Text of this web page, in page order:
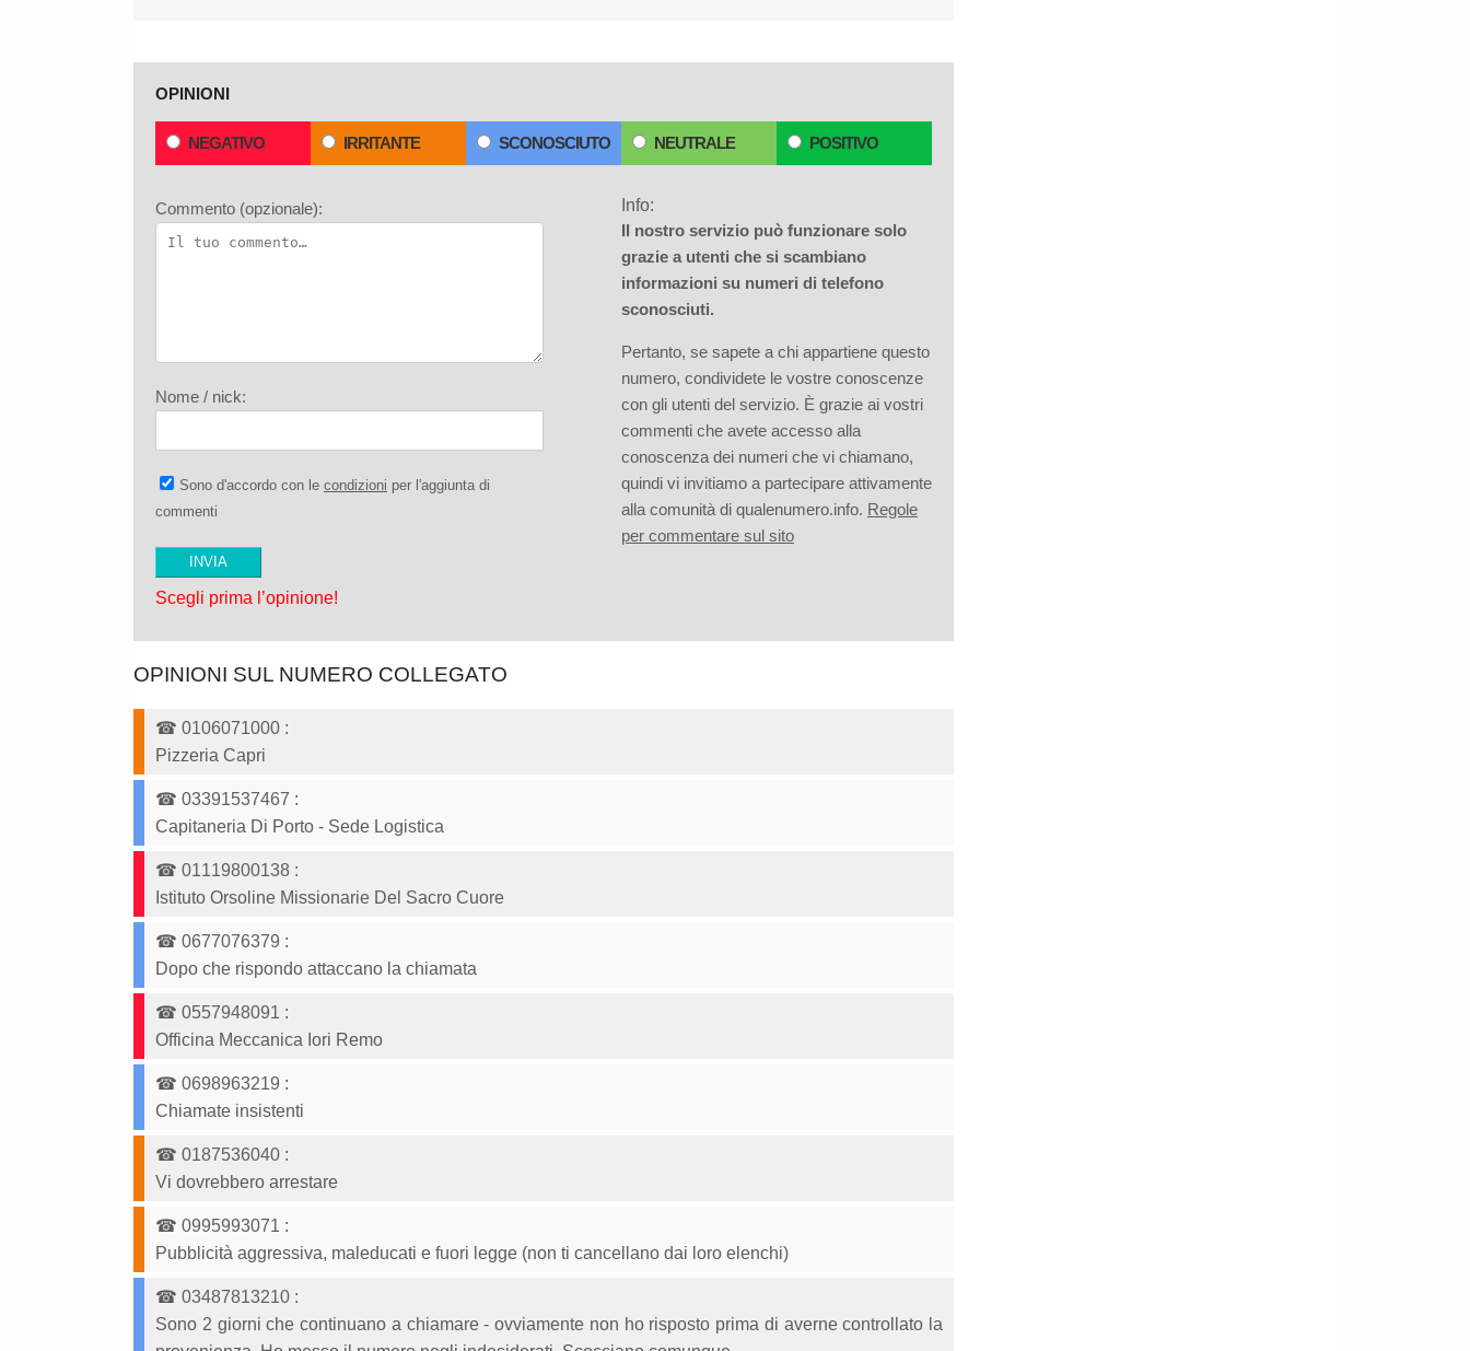
OPINIONI
NEGATIVO IRRITANTE SCONOSCIUTO NEUTRALE POSITIVO
Commento (opzionale):
Nome / nick:
Sono d'accordo con le condizioni per l'aggiunta di
commenti
Scegli prima l’opinione!
Info:
Il nostro servizio può funzionare solo
grazie a utenti che si scambiano
informazioni su numeri di telefono
sconosciuti.
Pertanto, se sapete a chi appartiene questo
numero, condividete le vostre conoscenze
con gli utenti del servizio. È grazie ai vostri
commenti che avete accesso alla
conoscenza dei numeri che vi chiamano,
quindi vi invitiamo a partecipare attivamente
alla comunità di qualenumero.info. Regole
per commentare sul sito
OPINIONI SUL NUMERO COLLEGATO
☎ 0106071000 :
Pizzeria Capri
☎ 03391537467 :
Capitaneria Di Porto - Sede Logistica
☎ 01119800138 :
Istituto Orsoline Missionarie Del Sacro Cuore
☎ 0677076379 :
Dopo che rispondo attaccano la chiamata
☎ 0557948091 :
Officina Meccanica Iori Remo
☎ 0698963219 :
Chiamate insistenti
☎ 0187536040 :
Vi dovrebbero arrestare
☎ 0995993071 :
Pubblicità aggressiva, maleducati e fuori legge (non ti cancellano dai loro elenchi)
☎ 03487813210 :
Sono 2 giorni che continuano a chiamare - ovviamente non ho risposto prima di averne controllato la